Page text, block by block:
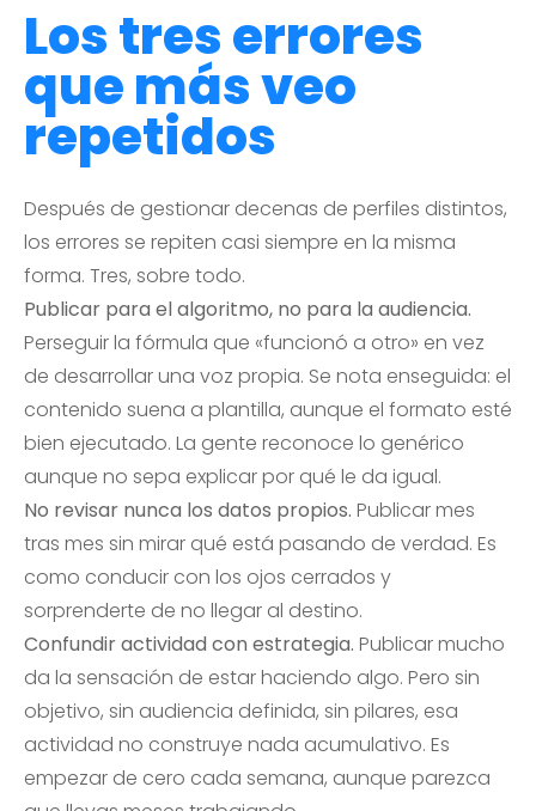
Los tres errores
que más veo
repetidos
Después de gestionar decenas de perfiles distintos,
los errores se repiten casi siempre en la misma
forma. Tres, sobre todo.
Publicar para el algoritmo, no para la audiencia.
Perseguir la fórmula que «funcionó a otro» en vez
de desarrollar una voz propia. Se nota enseguida: el
contenido suena a plantilla, aunque el formato esté
bien ejecutado. La gente reconoce lo genérico
aunque no sepa explicar por qué le da igual.
No revisar nunca los datos propios. Publicar mes
tras mes sin mirar qué está pasando de verdad. Es
como conducir con los ojos cerrados y
sorprenderte de no llegar al destino.
Confundir actividad con estrategia. Publicar mucho
da la sensación de estar haciendo algo. Pero sin
objetivo, sin audiencia definida, sin pilares, esa
actividad no construye nada acumulativo. Es
empezar de cero cada semana, aunque parezca